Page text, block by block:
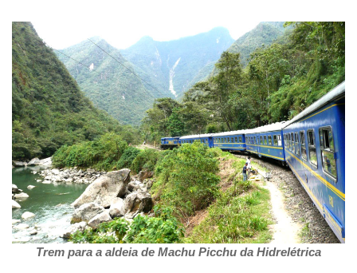
Trem para a aldeia de Machu Picchu da Hidrelétrica